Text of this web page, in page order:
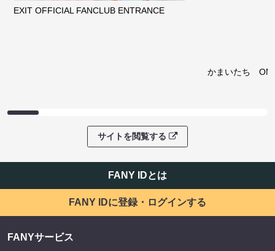
EXIT OFFICIAL FANCLUB ENTRANCE
かまいたち
サイトを閲覧する
FANY IDとは
FANY IDに登録・ログインする
FANYサービス